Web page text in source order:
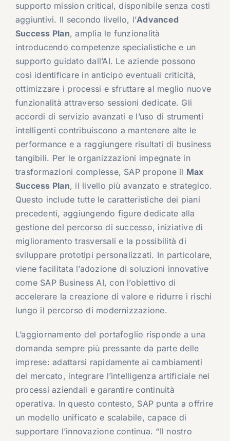
supporto mission critical, disponibile senza costi
aggiuntivi. Il secondo livello, l’Advanced
Success Plan, amplia le funzionalità
introducendo competenze specialistiche e un
supporto guidato dall’AI. Le aziende possono
così identificare in anticipo eventuali criticità,
ottimizzare i processi e sfruttare al meglio nuove
funzionalità attraverso sessioni dedicate. Gli
accordi di servizio avanzati e l’uso di strumenti
intelligenti contribuiscono a mantenere alte le
performance e a raggiungere risultati di business
tangibili. Per le organizzazioni impegnate in
trasformazioni complesse, SAP propone il Max
Success Plan, il livello più avanzato e strategico.
Questo include tutte le caratteristiche dei piani
precedenti, aggiungendo figure dedicate alla
gestione del percorso di successo, iniziative di
miglioramento trasversali e la possibilità di
sviluppare prototipi personalizzati. In particolare,
viene facilitata l’adozione di soluzioni innovative
come SAP Business AI, con l’obiettivo di
accelerare la creazione di valore e ridurre i rischi
lungo il percorso di modernizzazione.
L’aggiornamento del portafoglio risponde a una
domanda sempre più pressante da parte delle
imprese: adattarsi rapidamente ai cambiamenti
del mercato, integrare l’intelligenza artificiale nei
processi aziendali e garantire continuità
operativa. In questo contesto, SAP punta a offrire
un modello unificato e scalabile, capace di
supportare l’innovazione continua. “Il nostro